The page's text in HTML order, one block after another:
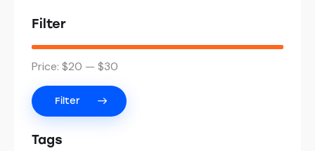
Filter
Filter
Price: $20 — $30
Tags